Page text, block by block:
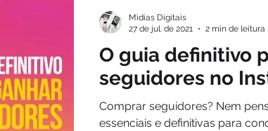
O guia definitivo
seguidores no
Comprar seguidores? Nem
essenciais e definitivas para
Midias Digitais
27 de jul. de 2021
2 min de leitura